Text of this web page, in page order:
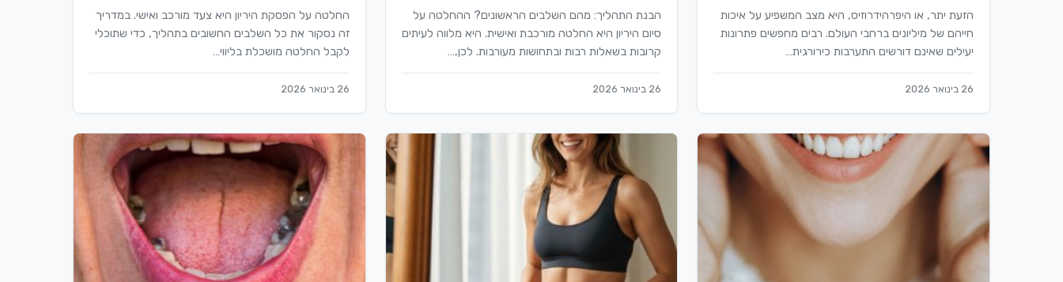
הזעת יתר, או היפרהידרוזיס, היא מצב המשפיע על איכות
חייהם של מיליונים ברחבי העולם. רבים מחפשים פתרונות
יעילים שאינם דורשים התערבות כירורגית…
26 בינואר 2026
הבנת התהליך: מהם השלבים הראשונים? ההחלטה על
סיום היריון היא החלטה מורכבת ואישית. היא מלווה לעיתים
קרובות בשאלות רבות ובתחושות מעורבות. לכן,…
26 בינואר 2026
החלטה על הפסקת היריון היא צעד מורכב ואישי. במדריך
זה נסקור את כל השלבים החשובים בתהליך, כדי שתוכלי
לקבל החלטה מושכלת בליווי…
26 בינואר 2026